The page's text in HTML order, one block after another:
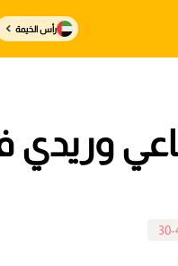
رأس الخيمة
وريدي